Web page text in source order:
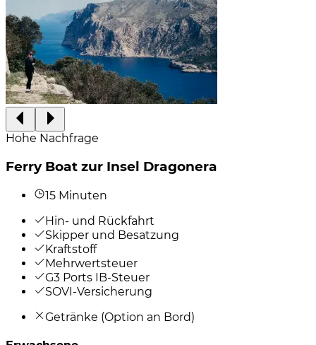
Hohe Nachfrage
Ferry Boat zur Insel Dragonera
15 Minuten
Hin- und Rückfahrt
Skipper und Besatzung
Kraftstoff
Mehrwertsteuer
G3 Ports IB-Steuer
SOVI-Versicherung
Getränke (Option an Bord)